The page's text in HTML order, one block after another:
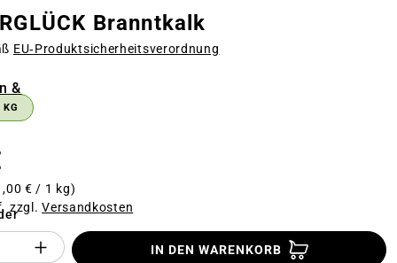
&
Branntkalk
EU‑Produktsicherheitsverordnung
KG
€ / 1 kg)
zzgl.Versandkosten
des Produktes "%product%":
IN DEN WARENKORB